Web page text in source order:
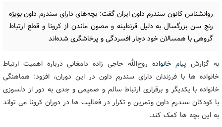
روانشناس کانون سندرم داون ایران گفت: بچه‌های دارای سندرم داون بویژه
رنج سن بزرگسال به دلیل قرنطینه و مصون ماندن از کرونا و قطع ارتباط
گروهی با همسالان خود دچار افسردگی و پرخاشگری شده‌اند
به گزارش پیام خانواده روح‌الله حاجی زاده دامغانی درباره اهمیت ارتباط
خانواده ها با فرزندان دارای سندرم داون در این دوران، افزود: هماهنگی
خانواده با یکدیگر و برقراری ارتباط سالم و صمیمی و جدی به دور از دلسوزی
با کودکان سندرم داون وتمرین و تکرار در فعالیت ها در دوران کرونا می تواند
به این بچه ها کمک کند.